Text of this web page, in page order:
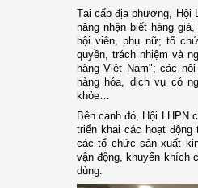
Tại cấp địa phương, Hội
năng nhận biết hàng
hội viên, phụ nữ; tổ
quyền, trách nhiệm và
hàng Việt Nam"; các
hàng hóa, dịch vụ có
khỏe…
Bên cạnh đó, Hội LHPN
triển khai các hoạt động
các tổ chức sản xuất
vận động, khuyến khích
dùng.